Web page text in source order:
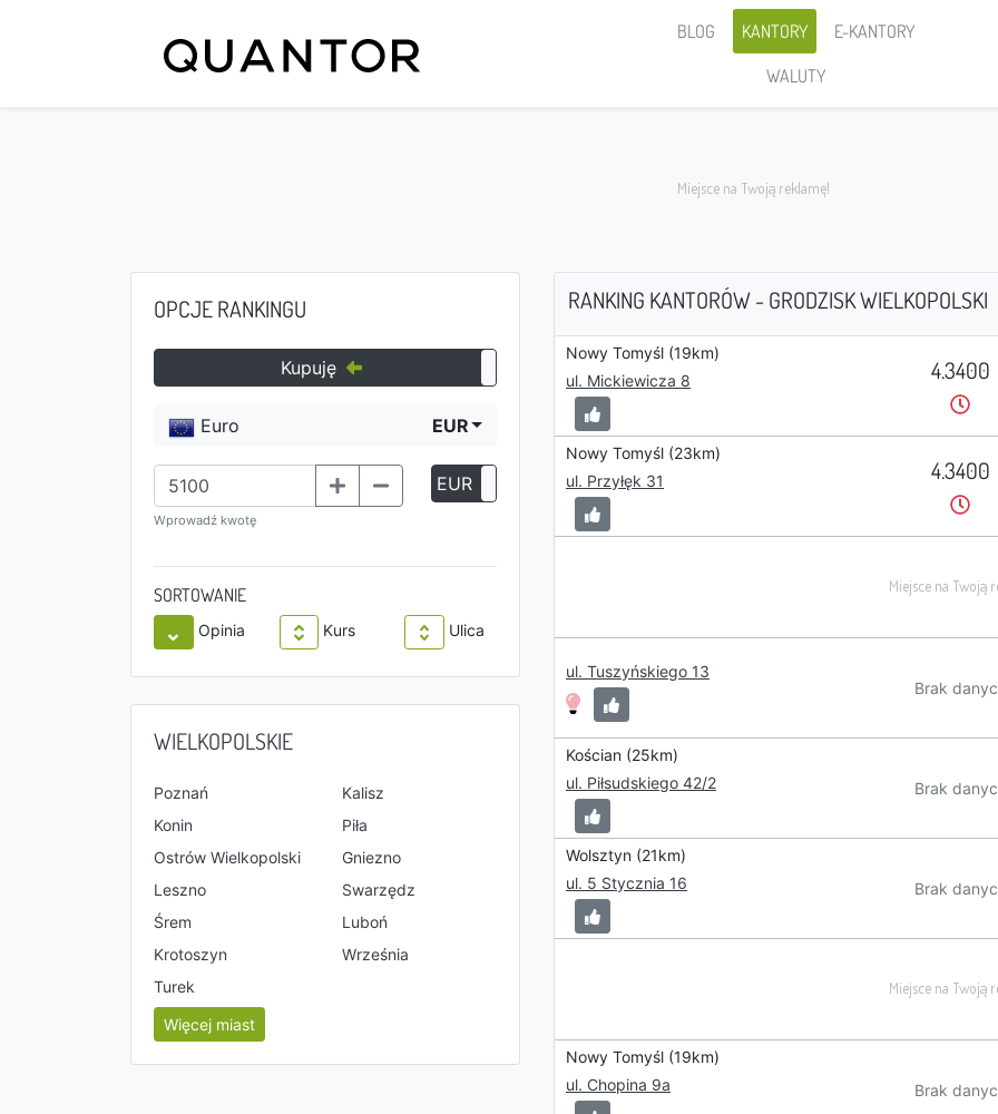
BLOG KANTORY
E-KANTORY
WALUTY
OPCJE RANKINGU
Kupuję Sprzedaję
Euro EUR
Wprowadź kwotę
EUR
SORTOWANIE
Opinia Kurs Ulica
WIELKOPOLSKIE
Poznań
Kalisz
Konin
Piła
Ostrów Wielkopolski
Gniezno
Leszno
Swarzędz
Śrem
Luboń
Krotoszyn
Września
Turek
Więcej miast
RANKING KANTORÓW - GRODZISK WIELKOPOLSKI
Nowy Tomyśl (19km)
ul. Mickiewicza 8
4.3400
Nowy Tomyśl (23km)
ul. Przyłęk 31
4.3400
ul. Tuszyńskiego 13
Brak
Kościan (25km)
ul. Piłsudskiego 42/2
Brak
Wolsztyn (21km)
ul. 5 Stycznia 16
Brak
Nowy Tomyśl (19km)
ul. Chopina 9a
Brak